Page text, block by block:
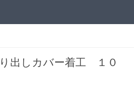
出しカバー着工 １０